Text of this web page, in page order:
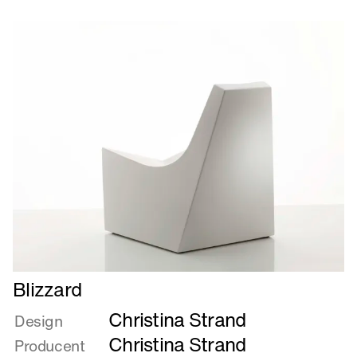
Læs
mere
om
Blizzard
Blizzard
Design Christina Strand
Producent Christina Strand